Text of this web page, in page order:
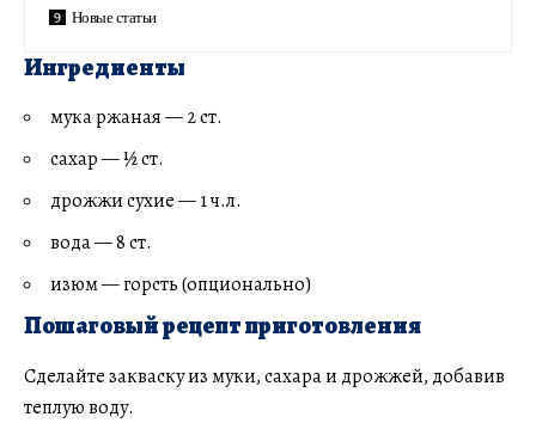
Новые статьи
Ингредиенты
мука ржаная — 2 ст.
сахар — ½ ст.
дрожжи сухие — 1 ч.л.
вода — 8 ст.
изюм — горсть (опционально)
Пошаговый рецепт приготовления
Сделайте закваску из муки, сахара и дрожжей, добавив
теплую воду.